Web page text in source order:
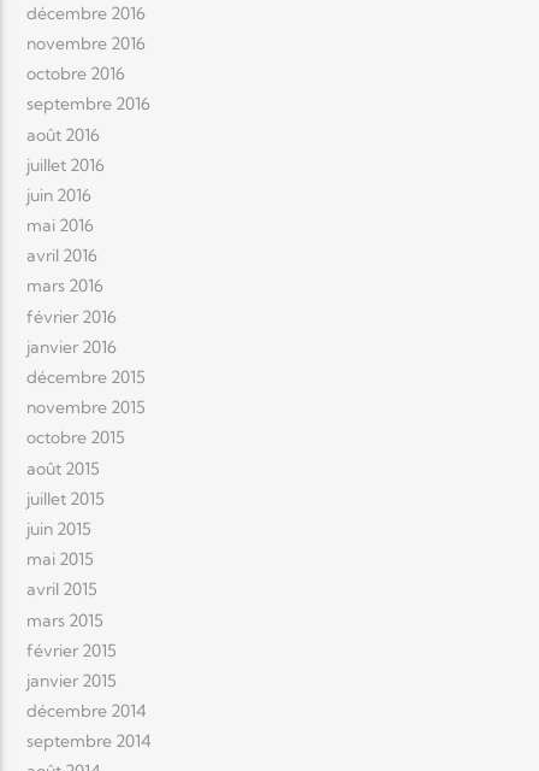
décembre 2016
novembre 2016
octobre 2016
septembre 2016
août 2016
juillet 2016
juin 2016
mai 2016
avril 2016
mars 2016
février 2016
janvier 2016
décembre 2015
novembre 2015
octobre 2015
août 2015
juillet 2015
juin 2015
mai 2015
avril 2015
mars 2015
février 2015
janvier 2015
décembre 2014
septembre 2014